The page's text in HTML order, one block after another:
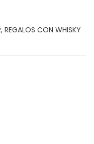
, REGALOS CON WHISKY